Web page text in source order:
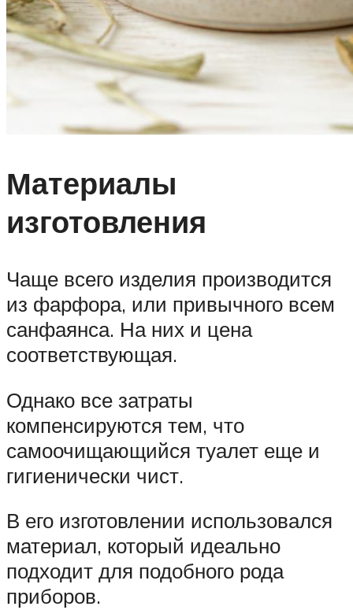
Материалы
изготовления
Чаще всего изделия производится
из фарфора, или привычного всем
санфаянса. На них и цена
соответствующая.
Однако все затраты
компенсируются тем, что
самоочищающийся туалет еще и
гигиенически чист.
В его изготовлении использовался
материал, который идеально
подходит для подобного рода
приборов.